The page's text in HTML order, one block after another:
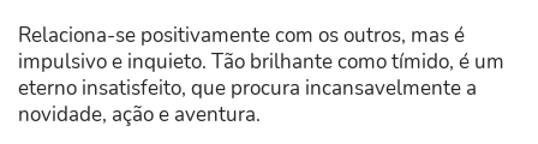
Relaciona-se positivamente com os outros, mas é
impulsivo e inquieto. Tão brilhante como tímido, é um
eterno insatisfeito, que procura incansavelmente a
novidade, ação e aventura.